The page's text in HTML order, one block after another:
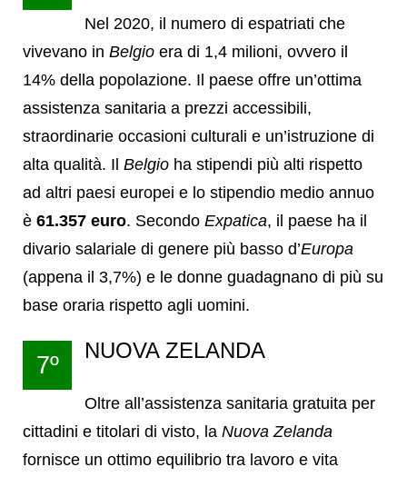
Nel 2020, il numero di espatriati che
vivevano in Belgio era di 1,4 milioni, ovvero il
14% della popolazione. Il paese offre un’ottima
assistenza sanitaria a prezzi accessibili,
straordinarie occasioni culturali e un’istruzione di
alta qualità. Il Belgio ha stipendi più alti rispetto
ad altri paesi europei e lo stipendio medio annuo
è 61.357 euro. Secondo Expatica, il paese ha il
divario salariale di genere più basso d’Europa
(appena il 3,7%) e le donne guadagnano di più su
base oraria rispetto agli uomini.
7º
NUOVA ZELANDA
Oltre all’assistenza sanitaria gratuita per
cittadini e titolari di visto, la Nuova Zelanda
fornisce un ottimo equilibrio tra lavoro e vita